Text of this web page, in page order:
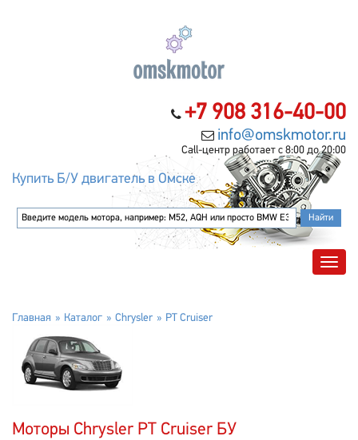
+7 908 316-40-00
info@omskmotor.ru
Call-центр работает с 8:00 до 20:00
Купить Б/У двигатель в Омске
Главная Каталог Chrysler PT Cruiser
Моторы Chrysler PT Cruiser БУ